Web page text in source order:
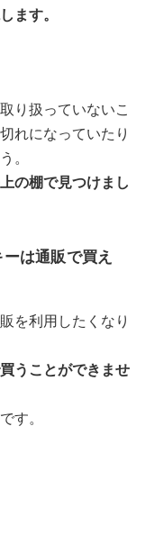
ます。
り扱っていないこ
れになっていたり
。
の棚で見つけまし
は通販で買え
を利用したくなり
うことができませ
す。